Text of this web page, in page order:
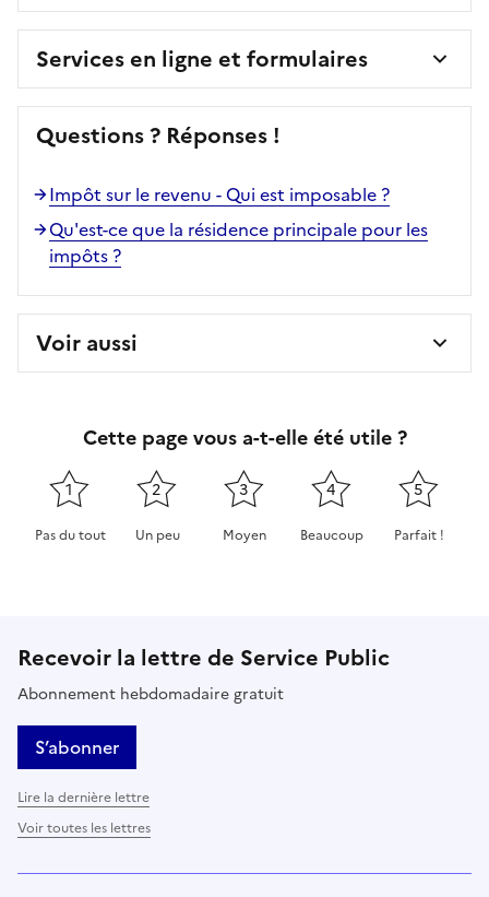
Services en ligne et formulaires
Questions ? Réponses !
Impôt sur le revenu - Qui est imposable ?
Qu'est-ce que la résidence principale pour les
impôts ?
Voir aussi
Cette page vous a-t-elle été utile ?
1
Pas du tout
2
Un peu
3
Moyen
4
Beaucoup
5
Parfait !
Recevoir la lettre de Service Public
Abonnement hebdomadaire gratuit
S’abonner
Lire la dernière lettre
Voir toutes les lettres